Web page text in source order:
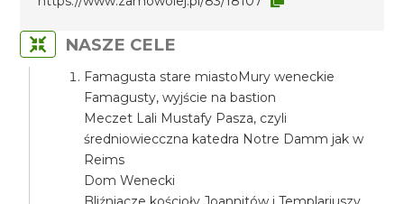
NASZE CELE
Famagusta stare miastoMury weneckie
Famagusty, wyjście na bastion
Meczet Lali Mustafy Pasza, czyli
średniowiecczna katedra Notre Damm jak w
Reims
Dom Wenecki